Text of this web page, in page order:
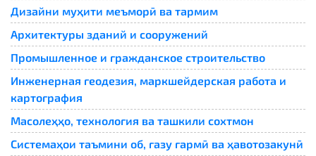
Дизайни муҳити меъморӣ ва тармим
Архитектуры зданий и сооружений
Промышленное и гражданское строительство
Инженерная геодезия, маркшейдерская работа и
картография
Масолеҳҳо, технология ва ташкили сохтмон
Системаҳои таъмини об, газу гармӣ ва ҳавотозакунӣ